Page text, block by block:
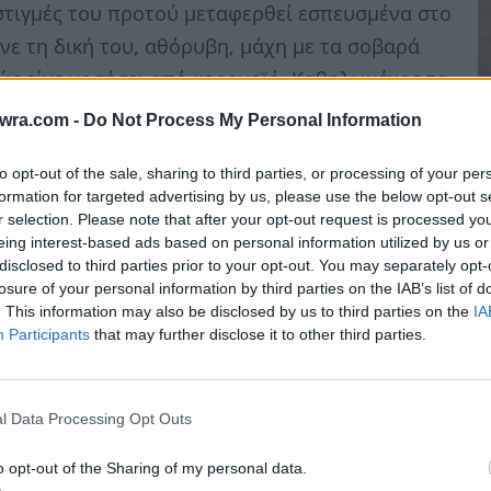
- Do Not Process My Personal Information
opt-out of the sale, sharing to third parties, or processing of your
for targeted advertising by us, please use the below opt-out
selection. Please note that after your opt-out request is processed
interest-based ads based on personal information utilized by us
to third parties prior to your opt-out. You may separately
of your personal information by third parties on the IAB’s list of
This information may also be disclosed by us to third parties on the
Participants that may further disclose it to other third parties.
Data Processing Opt Outs
opt-out of the Sharing of my personal data.
του προτού μεταφερθεί εσπευσμένα στο
τη δική του, αθόρυβη, μάχη με τα σοβαρά
είχε νοσήσει από κορονοϊό. Καθηλωμένος τα
μέρα νύχτα στο πλευρό του την
και άλλοτε πολύ δύσκολες μέρες και νύχτες,
250 τετραγωνικών, στη λευκή πολυκατοικία
παραχωρήσει, όπως αποκαλύπτουμε
Λαιμός.